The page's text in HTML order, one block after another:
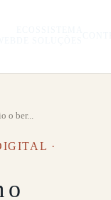
o ber...
·
o